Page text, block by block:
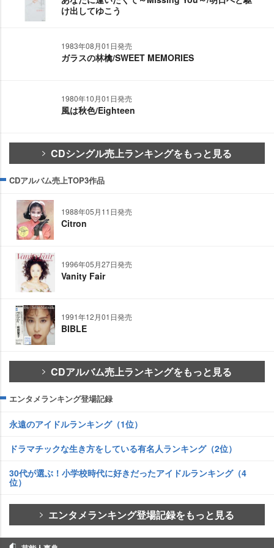
け出してゆこう
1983年08月01日発売
ガラスの林檎/SWEET MEMORIES
1980年10月01日発売
風は秋色/Eighteen
CDシングル売上ランキングをもっと見る
CDアルバム売上TOP3作品
1988年05月11日発売
Citron
1996年05月27日発売
Vanity Fair
1991年12月01日発売
BIBLE
CDアルバム売上ランキングをもっと見る
エンタメランキング登場記録
永遠のアイドルランキング（1位）
ドラマチックな生き方をしている有名人ランキング（2位）
30代が選ぶ！小学校時代に好きだったアイドルランキング（4
位）
エンタメランキング登場記録をもっと見る